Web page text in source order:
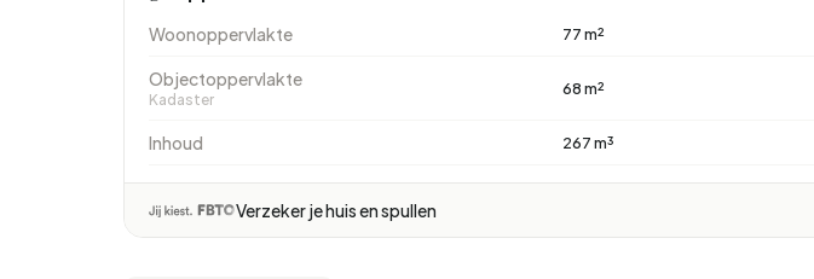
Woonoppervlakte 77 m²
Objectoppervlakte
Kadaster
68 m²
Inhoud 267 m³
Verzeker je huis en spullen